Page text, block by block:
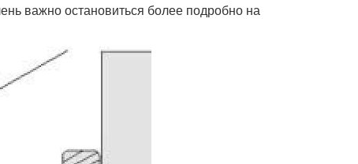
важно остановиться более подробно на